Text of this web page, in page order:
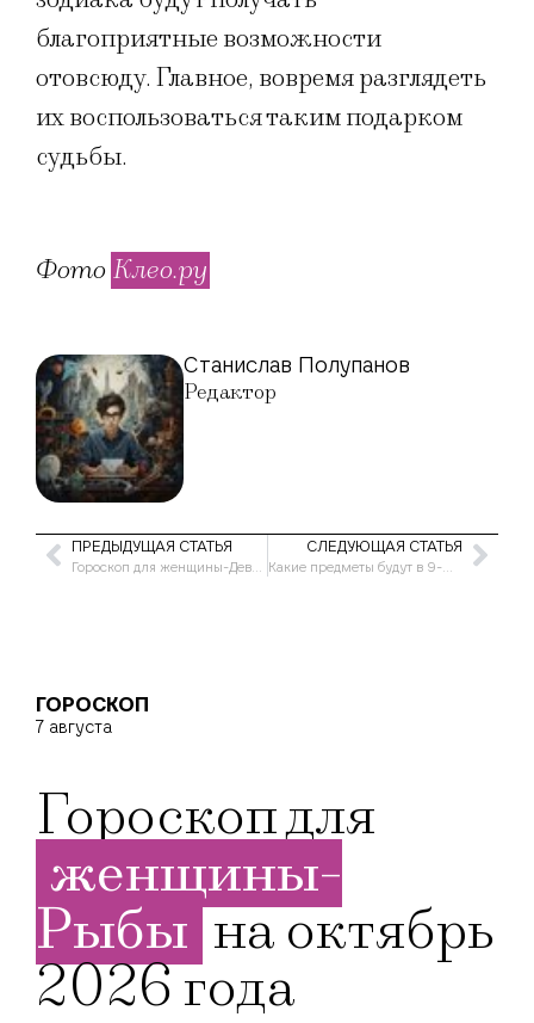
благоприятные возможности
отовсюду. Главное, вовремя разглядеть
их воспользоваться таким подарком
судьбы.
Фото Клео.ру
Станислав Полупанов
Редактор
ПРЕДЫДУЩАЯ СТАТЬЯ
Гороскоп для женщины-Девы на июль 2023 года
СЛЕДУЮЩАЯ СТАТЬЯ
Какие предметы будут в 9-м классе в 2023-2024 учебном году
ГОРОСКОП
7 августа
Гороскоп для
женщины-
Рыбы на октябрь
2026 года